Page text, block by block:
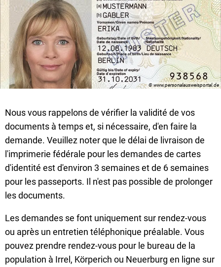
© www.personalausweisportal.de
Nous vous rappelons de vérifier la validité de vos
documents à temps et, si nécessaire, d'en faire la
demande. Veuillez noter que le délai de livraison de
l'imprimerie fédérale pour les demandes de cartes
d'identité est d'environ 3 semaines et de 6 semaines
pour les passeports. Il n'est pas possible de prolonger
les documents.
Les demandes se font uniquement sur rendez-vous
ou après un entretien téléphonique préalable. Vous
pouvez prendre rendez-vous pour le bureau de la
population à Irrel, Körperich ou Neuerburg en ligne sur